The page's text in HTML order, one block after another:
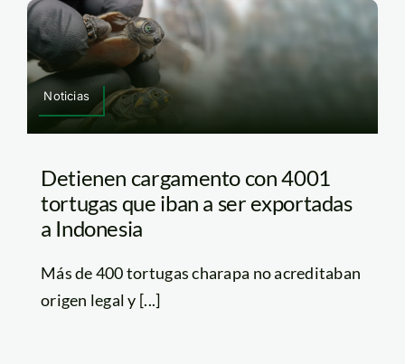
Noticias
Detienen cargamento con 4001
tortugas que iban a ser exportadas
a Indonesia
Más de 400 tortugas charapa no acreditaban
origen legal y [...]